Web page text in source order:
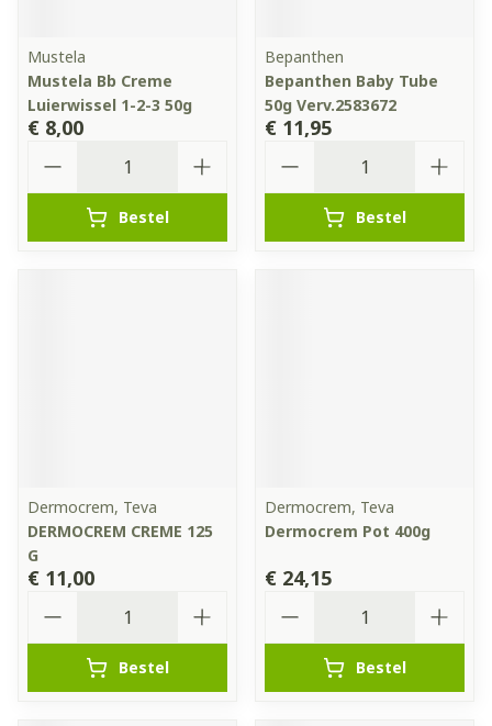
Mustela
Mustela Bb Creme
Luierwissel 1-2-3 50g
€ 8,00
Bestel
Bepanthen
Bepanthen Baby Tube
50g Verv.2583672
€ 11,95
Bestel
Dermocrem, Teva
DERMOCREM CREME 125
G
€ 11,00
Bestel
Dermocrem, Teva
Dermocrem Pot 400g
€ 24,15
Bestel